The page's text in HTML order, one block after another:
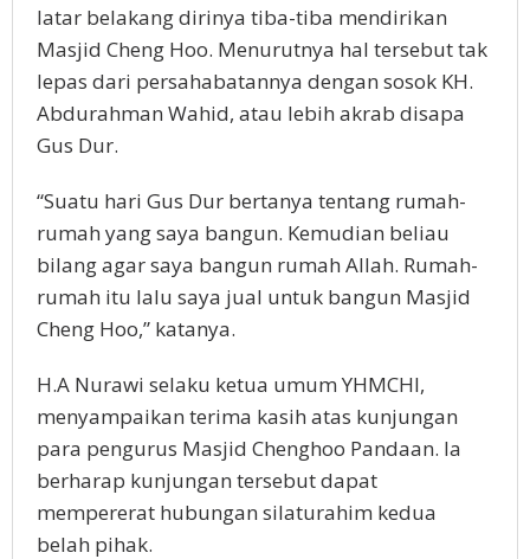
latar belakang dirinya tiba-tiba mendirikan
Masjid Cheng Hoo. Menurutnya hal tersebut tak
lepas dari persahabatannya dengan sosok KH.
Abdurahman Wahid, atau lebih akrab disapa
Gus Dur.
“Suatu hari Gus Dur bertanya tentang rumah-
rumah yang saya bangun. Kemudian beliau
bilang agar saya bangun rumah Allah. Rumah-
rumah itu lalu saya jual untuk bangun Masjid
Cheng Hoo,” katanya.
H.A Nurawi selaku ketua umum YHMCHI,
menyampaikan terima kasih atas kunjungan
para pengurus Masjid Chenghoo Pandaan. Ia
berharap kunjungan tersebut dapat
mempererat hubungan silaturahim kedua
belah pihak.